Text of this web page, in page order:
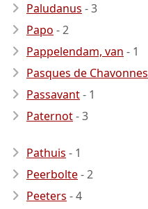
Paludanus - 3
Papo - 2
Pappelendam, van - 1
Pasques de Chavonnes
Passavant- 1
Paternot- 3
Pathuis - 1
Peerbolte- 2
Peeters - 4